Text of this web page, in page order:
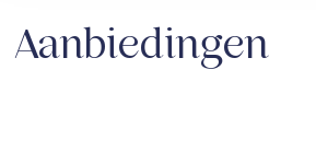
Aanbiedingen